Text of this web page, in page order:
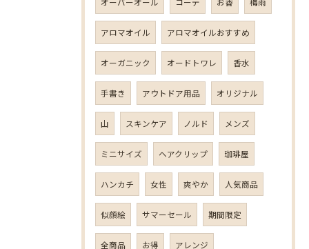
アロマオイル アロマオイルおすすめ
オーガニック オードトワレ 香水
手書き アウトドア用品 オリジナル
山 スキンケア ノルド メンズ
ミニサイズ ヘアクリップ 珈琲屋
ハンカチ 女性 爽やか 人気商品
似顔絵 サマーセール 期間限定
全商品 お得 アレンジ